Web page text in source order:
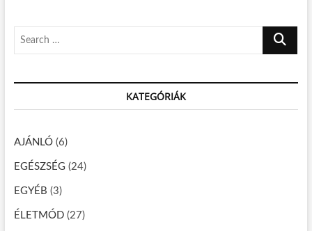
z
é
s
n
v
i
g
á
s
:
:
r
h
KATEGÓRIÁK
AJÁNLÓ(6)
EGÉSZSÉG (24)
EGYÉB (3)
ÉLETMÓD(27)